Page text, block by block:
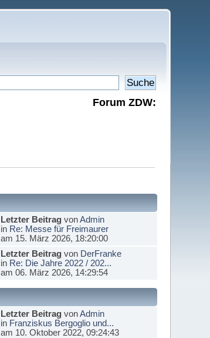
Forum ZDW:
Letzter BeitragvonAdmin
in Re: Messe für Freimaurer
am 15. März 2026, 18:20:00
Letzter Beitragvon DerFranke
in Re: Die Jahre 2022 / 202...
am 06. März 2026, 14:29:54
Letzter BeitragvonAdmin
in Franziskus Bergoglio und...
am 10. Oktober 2022, 09:24:43